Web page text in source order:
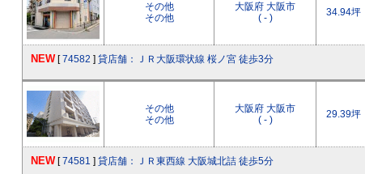
その他
その他
大阪府 大阪市
( - )
34.94坪
NEW [74582 ] 貸店舗：ＪＲ大阪環状線 桜ノ宮 徒歩3分
その他
その他
大阪府 大阪市
( - )
29.39坪
NEW [74581 ] 貸店舗：ＪＲ東西線 大阪城北詰 徒歩5分